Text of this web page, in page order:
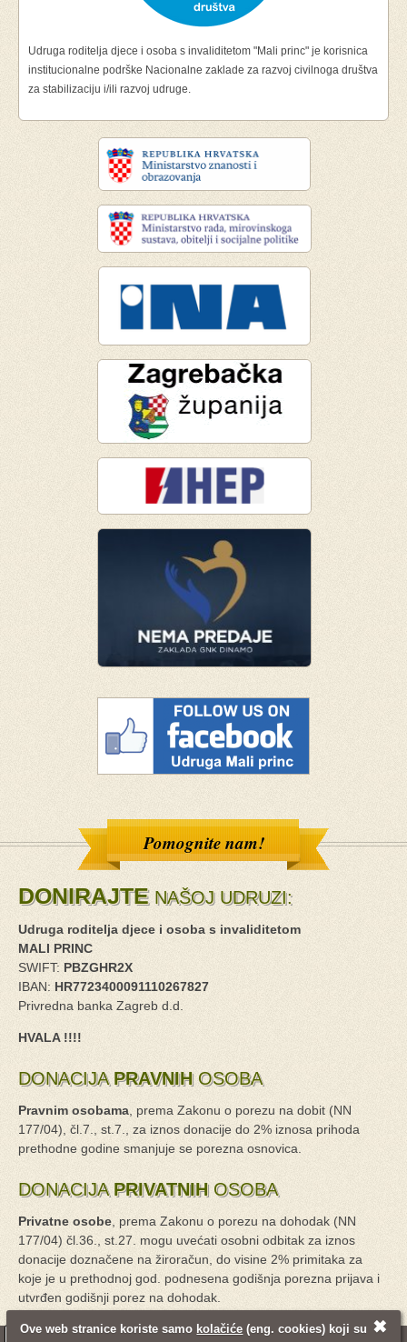
Ove web stranice koriste samo kolačiće (eng. cookies) koji su ✖
Udruga roditelja djece i osoba s invaliditetom "Mali princ" je korisnica
institucionalne podrške Nacionalne zaklade za razvoj civilnoga društva
za stabilizaciju i/ili razvoj udruge.
Pomognite nam!
DONIRAJTENAŠOJ UDRUZI:
Udruga roditelja djece i osoba s invaliditetom
MALI PRINC
SWIFT: PBZGHR2X
IBAN: HR7723400091110267827
Privredna banka Zagreb d.d.
HVALA !!!!
DONACIJA PRAVNIH OSOBA
Pravnim osobama , prema Zakonu o porezu na dobit (NN
177/04), čl.7., st.7., za iznos donacije do 2% iznosa prihoda
prethodne godine smanjuje se porezna osnovica.
DONACIJA PRIVATNIH OSOBA
Privatne osobe , prema Zakonu o porezu na dohodak (NN
177/04) čl.36., st.27. mogu uvećati osobni odbitak za iznos
donacije doznačene na žiroračun, do visine 2% primitaka za
koje je u prethodnoj god. podnesena godišnja porezna prijava i
utvrđen godišnji porez na dohodak.